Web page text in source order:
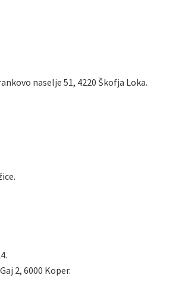
naselje 51, 4220 Škofja Loka.
2, 6000 Koper.